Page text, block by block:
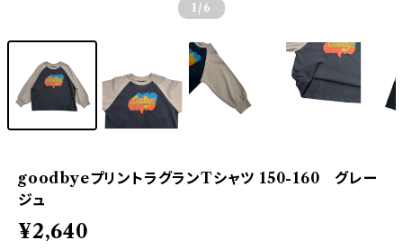
1 /6
goodbyeプリントラグランTシャツ 150-160 グレー
ジュ
¥2,640